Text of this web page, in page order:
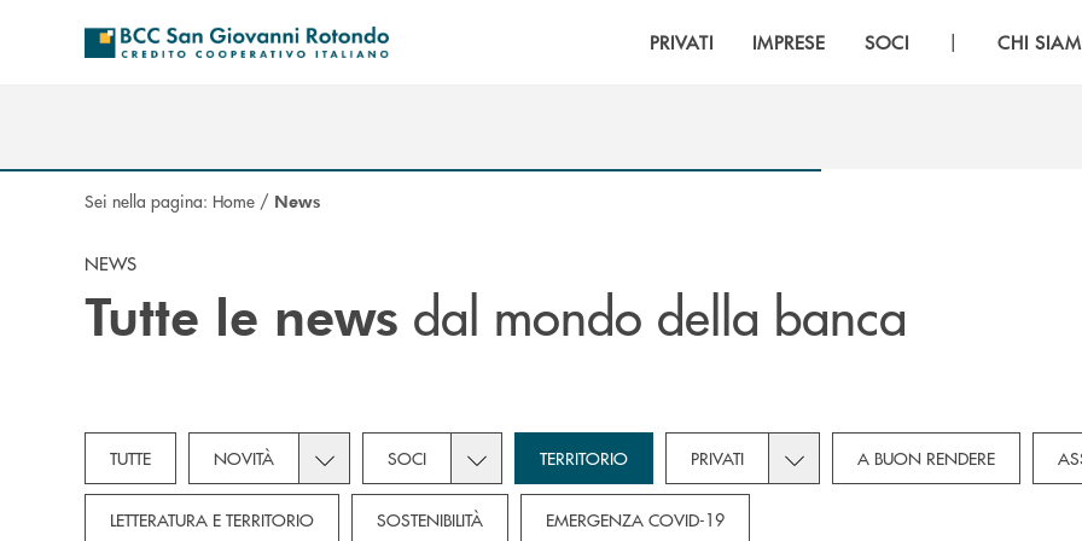
PRIVATI IMPRESE SOCI | CHI
Sei nella pagina: Home / News
NEWS
Tutte le news dal mondo della banca
TUTTE NOVITÀ Toggle subcategories dropdown for Novità
SOCI Toggle subcategories dropdown for Soci
TERRITORIO PRIVATI Toggle subcategories dropdown for
A BUON RENDERE
LETTERATURA E TERRITORIO SOSTENIBILITÀ EMERGENZA COVID-19